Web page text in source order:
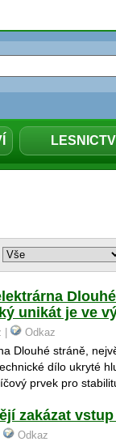
LESNICTVÍ
unikát je ve
| Odkaz
Dlouhé stráně,
dílo ukryté
prvek pro
zakázat
Odkaz